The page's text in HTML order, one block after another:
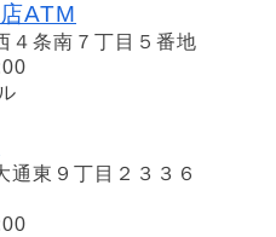
ATM
４条南７丁目５番地
通東９丁目２３３６